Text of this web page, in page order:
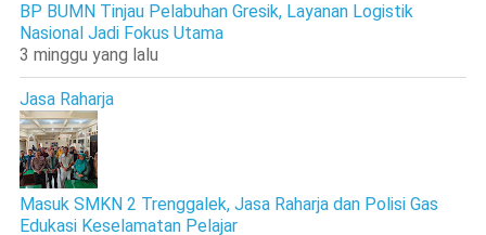
BP BUMN Tinjau Pelabuhan Gresik, Layanan Logistik
Nasional Jadi Fokus Utama
3 minggu yang lalu
Jasa Raharja
Masuk SMKN 2 Trenggalek, Jasa Raharja dan Polisi Gas
Edukasi Keselamatan Pelajar